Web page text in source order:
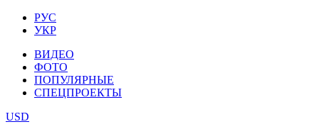
РУС
УКР
ВИДЕО
ФОТО
ПОПУЛЯРНЫЕ
СПЕЦПРОЕКТЫ
USD